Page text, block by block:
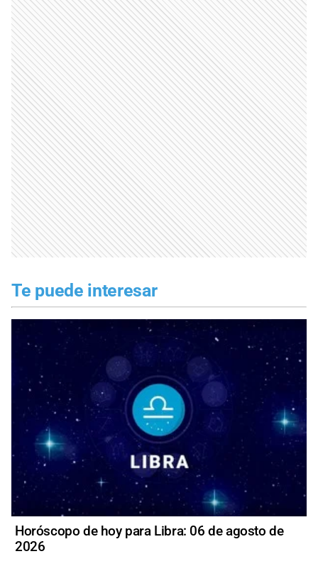
Te puede interesar
Horóscopo de hoy para Libra: 06 de agosto de
2026